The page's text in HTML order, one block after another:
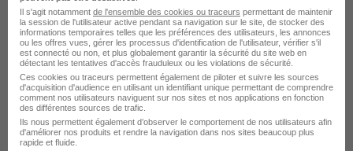
Onet Propreté et Services
Bellenaves - 03 CDD Temps partiel
Voir l’offre
il y a 29 jours
Il s'agit notamment de l'ensemble des cookies ou traceurs permettant de maintenir
la session de l'utilisateur active pendant sa navigation sur le site, de stocker des
informations temporaires telles que les préférences des utilisateurs, les annonces
ou les offres vues, gérer les processus d'identification de l'utilisateur, vérifier s'il
est connecté ou non, et plus globalement garantir la sécurité du site web en
détectant les tentatives d'accès frauduleux ou les violations de sécurité.
Ces cookies ou traceurs permettent également de piloter et suivre les sources
d'acquisition d'audience en utilisant un identifiant unique permettant de comprendre
comment nos utilisateurs naviguent sur nos sites et nos applications en fonction
des différentes sources de trafic.
Ils nous permettent également d’observer le comportement de nos utilisateurs afin
d'améliorer nos produits et rendre la navigation dans nos sites beaucoup plus
rapide et fluide.